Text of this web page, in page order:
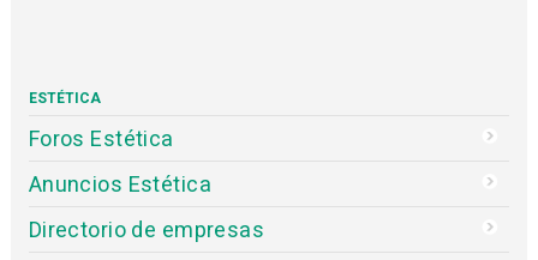
ESTÉTICA
Foros Estética
Anuncios Estética
Directorio de empresas